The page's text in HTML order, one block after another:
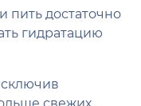
пить достаточно
гидратацию